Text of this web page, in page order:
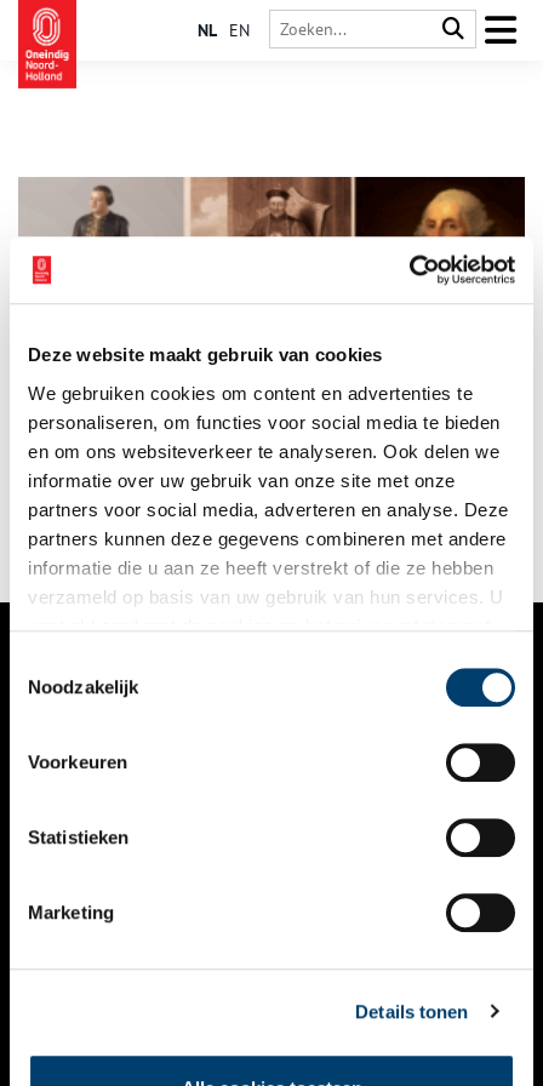
Deze website maakt gebruik van cookies
We gebruiken cookies om content en advertenties te
personaliseren, om functies voor social media te bieden
en om ons websiteverkeer te analyseren. Ook delen we
informatie over uw gebruik van onze site met onze
partners voor social media, adverteren en analyse. Deze
partners kunnen deze gegevens combineren met andere
informatie die u aan ze heeft verstrekt of die ze hebben
verzameld op basis van uw gebruik van hun services. U
Noodzakelijk
Voorkeuren
Statistieken
Marketing
Details tonen
NL EN
lettre
Andreas van Braam (1739–1801) was een VOC-man, maar geen
gewone handelaar. Hij reisde naar China en de Verenigde
Staten, leerde talen, respecteerde rituelen en begreep dat
echte uitwisseling begint bij gelijkwaardigheid. Van Braam
verbond Oost en West, niet door te overheersen, maar door te
luisteren en te leren. Hij zag mensen, niet markten. Vandaag
zouden we hem een echte wereldreiziger én een vroeg
voorbeeld van culturele sensitiviteit noemen.
VERHALEN
KALENDER
THEMA’S
VIDEO’S
CONTACT